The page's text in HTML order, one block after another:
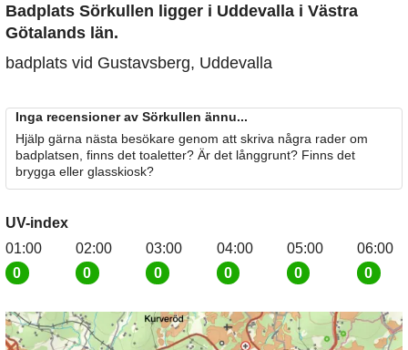
Badplats Sörkullen ligger i Uddevalla i Västra
Götalands län.
badplats vid Gustavsberg, Uddevalla
Inga recensioner av Sörkullen ännu...
Hjälp gärna nästa besökare genom att skriva några rader om
badplatsen, finns det toaletter? Är det långgrunt? Finns det
brygga eller glasskiosk?
UV-index
01:00
0
02:00
0
03:00
0
04:00
0
05:00
0
06:00
0